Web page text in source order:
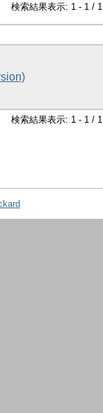
検索結果表示: 1 - 1 / 1
検索結果表示: 1 - 1 / 1